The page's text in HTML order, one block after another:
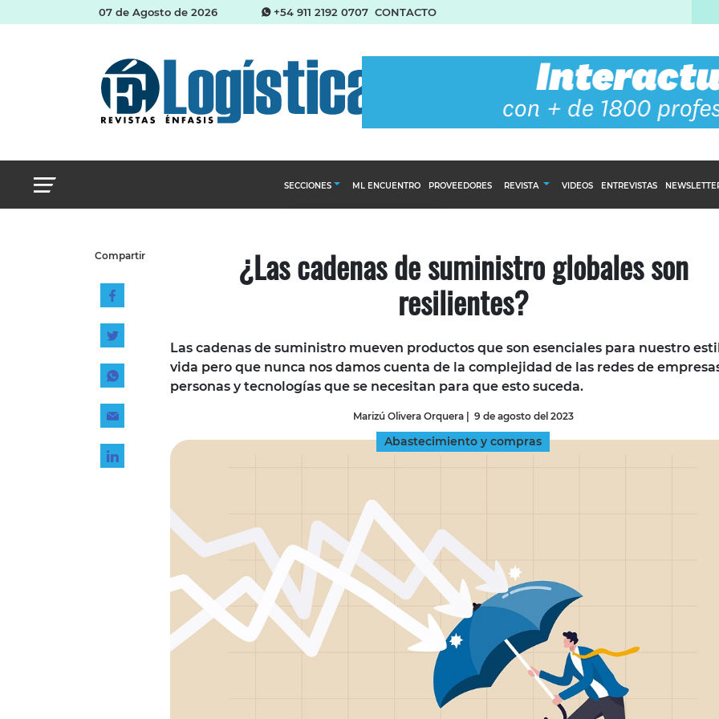
07 de Agosto de 2026 +54 911 2192 0707 CONTACTO
SECCIONES
Almacenes e inventarios
Management
Tecnología
ML ENCUENTRO PROVEEDORES REVISTA
SUSCRÍBASE
VIDEOS ENTREVISTAS
Compartir ¿Las cadenas de suministro globales son
resilientes?
Las cadenas de suministro mueven productos que son esenciales para nuestro
vida pero que nunca nos damos cuenta de la complejidad de las redes de
personas y tecnologías que se necesitan para que esto suceda.
Marizú Olivera Orquera| 9 de agosto del 2023
Abastecimiento y compras